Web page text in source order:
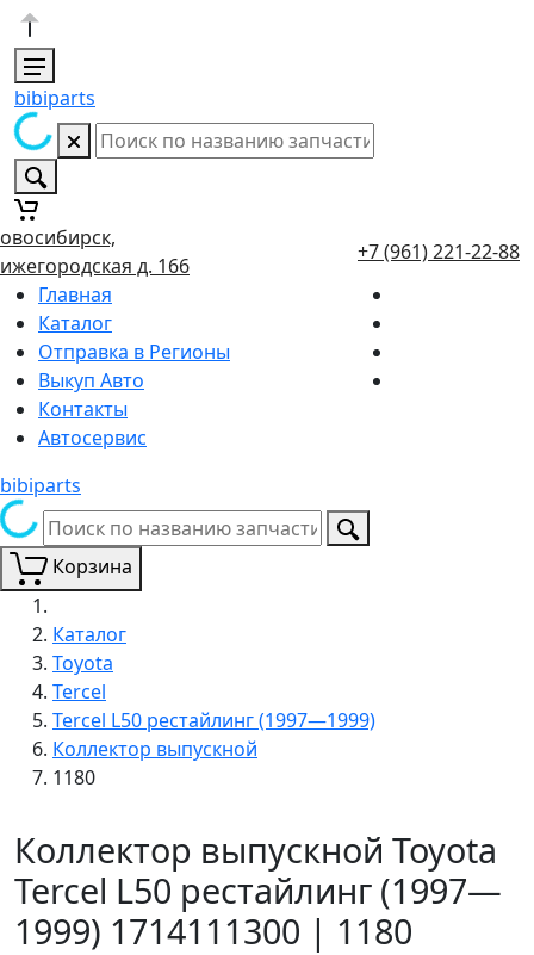
bibiparts
д. 166
+7 (961) 221-22-88
Главная
Каталог
Отправка в Регионы
Выкуп Авто
Контакты
Автосервис
bibiparts
Корзина
Каталог
Toyota
Tercel
Tercel L50 рестайлинг (1997—1999)
Коллектор выпускной
1180
Коллектор выпускной Toyota
Tercel L50 рестайлинг (1997—
1999) 1714111300 | 1180